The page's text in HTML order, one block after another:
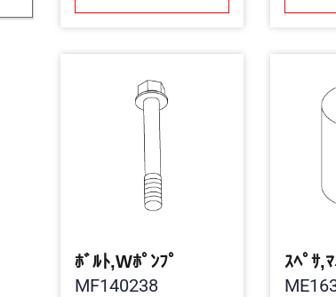
ﾎﾞﾙﾄ,Wﾎﾟﾝﾌﾟ
MF140238
ｽﾍﾟｻ,